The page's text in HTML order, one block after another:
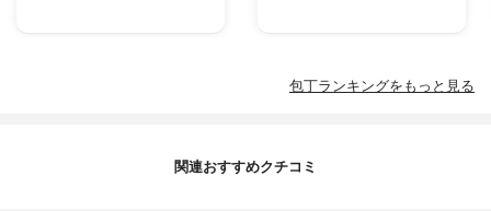
包丁ランキングをもっと見る
関連おすすめクチコミ